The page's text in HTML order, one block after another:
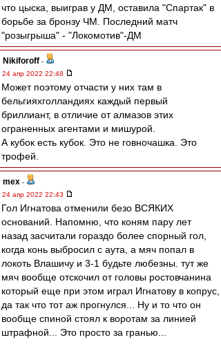
что цыска, выиграв у ДМ, оставила "Спартак" в
борьбе за бронзу ЧМ. Последний матч
"розыгрыша" - "Локомотив"-ДМ
Nikiforoff -
24 апр 2022 22:48
Может поэтому отчасти у них там в
бельгияхголландиях каждый первый
бриллиант, в отличие от алмазов этих
ограненных агентами и мишурой.
А кубок есть кубок. Это не говночашка. Это
трофей.
mex -
24 апр 2022 22:43
Гол Игнатова отменили безо ВСЯКИХ
оснований. Напомню, что коням пару лет
назад засчитали гораздо более спорный гол,
когда конь выбросил с аута, а мяч попал в
локоть Влашичу и 3-1 будьте любезны. тут же
мяч вообще отскочил от головы ростовчанина
который еще при этом играл Игнатову в копрус,
да так что тот аж прогнулся... Ну и то что он
вообще спиной стоял к воротам за линией
штрафной... Это просто за гранью...